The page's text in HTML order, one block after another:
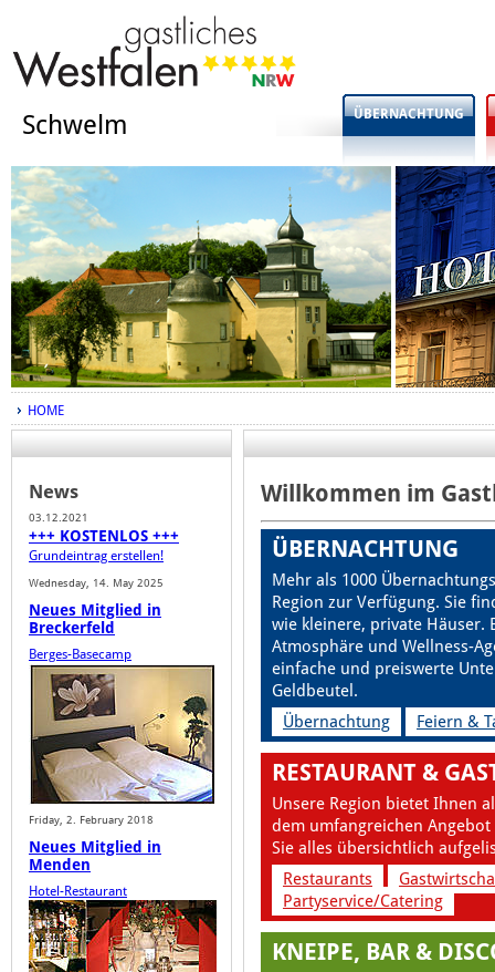
Schwelm ÜBERNACHTUNG
HOME
News
03.12.2021
+++ KOSTENLOS +++
Grundeintrag erstellen!
Wednesday, 14. May 2025
Neues Mitglied in
Breckerfeld
Berges-Basecamp
Friday, 2. February 2018
Neues Mitglied in
Menden
Hotel-Restaurant
Willkommen im
ÜBERNACHTUNG
Mehr als 1000
Region zur Verfügung. Sie
wie kleinere, private Häuser.
Atmosphäre und Wellness-
einfache und preiswerte
Geldbeutel.
Übernachtung
Feiern &
RESTAURANT &
Unsere Region bietet Ihnen
dem umfangreichen
Sie alles übersichtlich
Restaurants
Partyservice/Catering
KNEIPE, BAR &